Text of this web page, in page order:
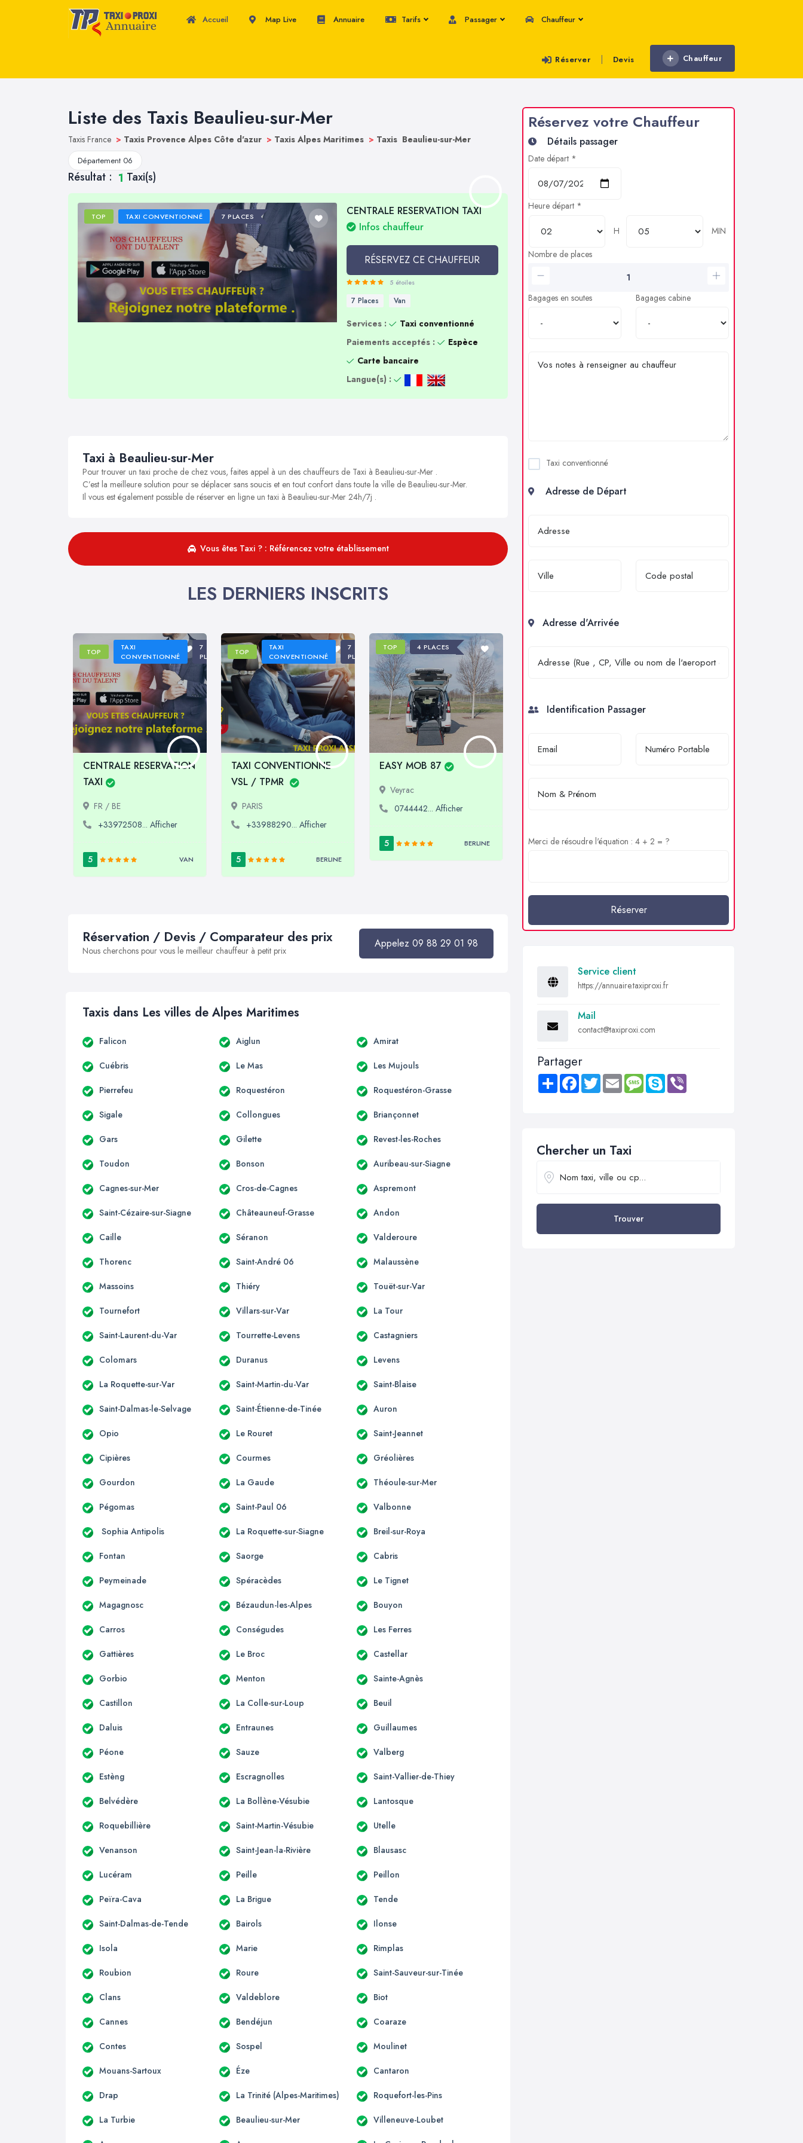
Accueil Map Live Annuaire Tarifs Passager Chauffeur
Réserver | Devis Chauffeur
Liste des Taxis Beaulieu-sur-Mer
Taxis France > Taxis Provence Alpes Côte d'azur > Taxis Alpes Maritimes > Taxis Beaulieu-sur-Mer
Département 06
Résultat : 1 Taxi(s)
TOP TAXI CONVENTIONNÉ 7 PLACES
CENTRALE RESERVATION TAXI
Infos chauffeur
RÉSERVEZ CE CHAUFFEUR
5 étoiles
7 Places Van
Services :
Taxi conventionné
Paiements acceptés :
Espèce
Carte bancaire
Langue(s) :
Taxi à Beaulieu-sur-Mer
Pour trouver un taxi proche de chez vous, faites appel à un des chauffeurs de Taxi à Beaulieu-sur-Mer .
C’est la meilleure solution pour se déplacer sans soucis et en tout confort dans toute la ville de Beaulieu-sur-Mer.
Il vous est également possible de réserver en ligne un taxi à Beaulieu-sur-Mer 24h/7j .
Vous êtes Taxi ? : Référencez votre établissement
LES DERNIERS INSCRITS
TOP
TAXI
CONVENTIONNÉ
7
PLACES
CENTRALE RESERVATION
TAXI
FR / BE
+33972508... Afficher
5 VAN
TOP
TAXI
CONVENTIONNÉ
7
PLACES
TAXI CONVENTIONNE
VSL / TPMR
PARIS
+33988290... Afficher
5 BERLINE
TOP 4 PLACES
EASY MOB 87
Veyrac
0744442... Afficher
5 BERLINE
Réservation / Devis / Comparateur des prix
Nous cherchons pour vous le meilleur chauffeur à petit prix
Appelez 09 88 29 01 98
Taxis dans Les villes de Alpes Maritimes
Falicon Aiglun Amirat
Cuébris Le Mas Les Mujouls
Pierrefeu Roquestéron Roquestéron-Grasse
Sigale Collongues Briançonnet
Gars Gilette Revest-les-Roches
Toudon Bonson Auribeau-sur-Siagne
Cagnes-sur-Mer Cros-de-Cagnes Aspremont
Saint-Cézaire-sur-Siagne Châteauneuf-Grasse Andon
Caille Séranon Valderoure
Thorenc Saint-André 06 Malaussène
Massoins Thiéry Touët-sur-Var
Tournefort Villars-sur-Var La Tour
Saint-Laurent-du-Var Tourrette-Levens Castagniers
Colomars Duranus Levens
La Roquette-sur-Var Saint-Martin-du-Var Saint-Blaise
Saint-Dalmas-le-Selvage Saint-Étienne-de-Tinée Auron
Opio Le Rouret Saint-Jeannet
Cipières Courmes Gréolières
Gourdon La Gaude Théoule-sur-Mer
Pégomas Saint-Paul 06 Valbonne
Sophia Antipolis La Roquette-sur-Siagne Breil-sur-Roya
Fontan Saorge Cabris
Peymeinade Spéracèdes Le Tignet
Magagnosc Bézaudun-les-Alpes Bouyon
Carros Conségudes Les Ferres
Gattières Le Broc Castellar
Gorbio Menton Sainte-Agnès
Castillon La Colle-sur-Loup Beuil
Daluis Entraunes Guillaumes
Péone Sauze Valberg
Estèng Escragnolles Saint-Vallier-de-Thiey
Belvédère La Bollène-Vésubie Lantosque
Roquebillière Saint-Martin-Vésubie Utelle
Venanson Saint-Jean-la-Rivière Blausasc
Lucéram Peille Peillon
Peïra-Cava La Brigue Tende
Saint-Dalmas-de-Tende Bairols Ilonse
Isola Marie Rimplas
Roubion Roure Saint-Sauveur-sur-Tinée
Clans Valdeblore Biot
Cannes Bendéjun Coaraze
Contes Sospel Moulinet
Mouans-Sartoux Éze Cantaron
Drap La Trinité (Alpes-Maritimes) Roquefort-les-Pins
La Turbie Beaulieu-sur-Mer Villeneuve-Loubet
Réservez votre Chauffeur
Détails passager
Date départ *
Heure départ *
H
MIN
Nombre de places
Bagages en soutes Bagages cabine
Taxi conventionné
Adresse de Départ
Adresse d'Arrivée
Identification Passager
Merci de résoudre l'équation : 4 + 2 = ?
Réserver
Service client
https://annuaire.taxiproxi.fr
Mail
contact@taxiproxi.com
Partager
Share FacebookTwitter Email MessageSkype
Chercher un Taxi
Trouver